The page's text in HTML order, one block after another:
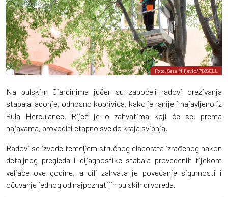
Foto: Sasa Miljevic/PIXSELL
Na pulskim Giardinima jučer su započeli radovi orezivanja
stabala ladonje, odnosno koprivića, kako je ranije i najavljeno iz
Pula Herculanee. Riječ je o zahvatima koji će se, prema
najavama, provoditi etapno sve do kraja svibnja.
Radovi se izvode temeljem stručnog elaborata izrađenog nakon
detaljnog pregleda i dijagnostike stabala provedenih tijekom
veljače ove godine, a cilj zahvata je povećanje sigurnosti i
očuvanje jednog od najpoznatijih pulskih drvoreda.